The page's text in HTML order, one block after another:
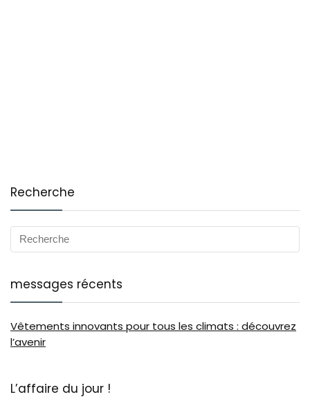
Recherche
messages récents
Vêtements innovants pour tous les climats : découvrez
l’avenir
L’affaire du jour !